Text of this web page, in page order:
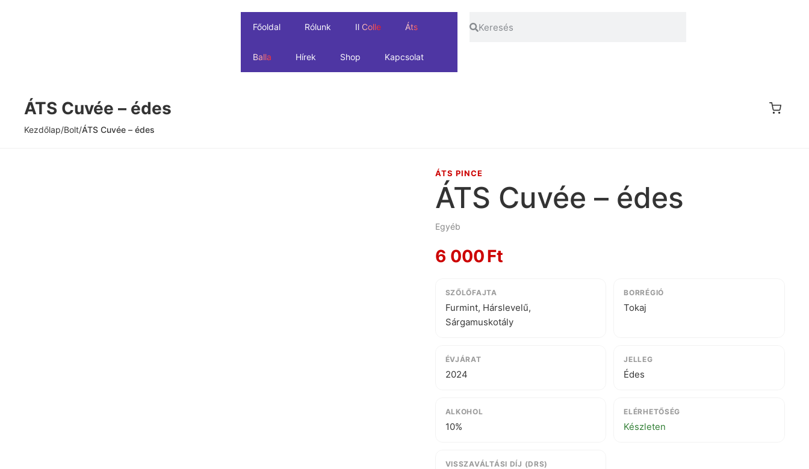
Főoldal Rólunk Il Colle Áts
Balla Hírek Shop Kapcsolat
ÁTS Cuvée – édes
Kezdőlap/Bolt/ÁTS Cuvée – édes
ÁTS PINCE
ÁTS Cuvée – édes
Egyéb
6 000Ft
SZŐLŐFAJTA
Furmint, Hárslevelű,
Sárgamuskotály
BORRÉGIÓ
Tokaj
ÉVJÁRAT
2024
JELLEG
Édes
ALKOHOL
10%
ELÉRHETŐSÉG
Készleten
VISSZAVÁLTÁSI DÍJ (DRS)